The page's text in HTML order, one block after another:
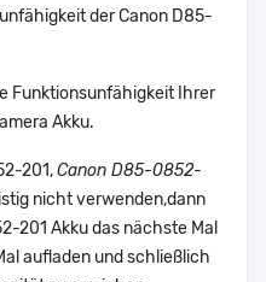
der Canon D85-
Funktionsunfähigkeit Ihrer
Akku.
201,Canon D85-0852-
nicht verwenden,dann
201 Akku das nächste Mal
aufladen und schließlich